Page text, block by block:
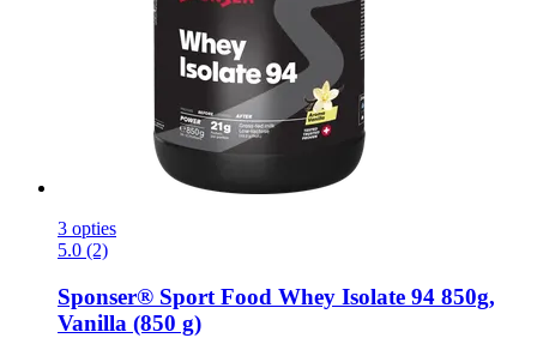
3 opties
5.0 (2)
Sponser® Sport Food Whey Isolate 94 850g,
Vanilla (850 g)